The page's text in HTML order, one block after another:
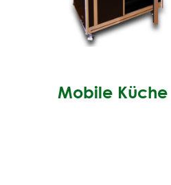
Mobile Küche